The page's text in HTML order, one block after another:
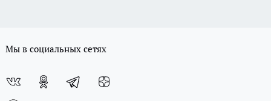
Мы в социальных сетях